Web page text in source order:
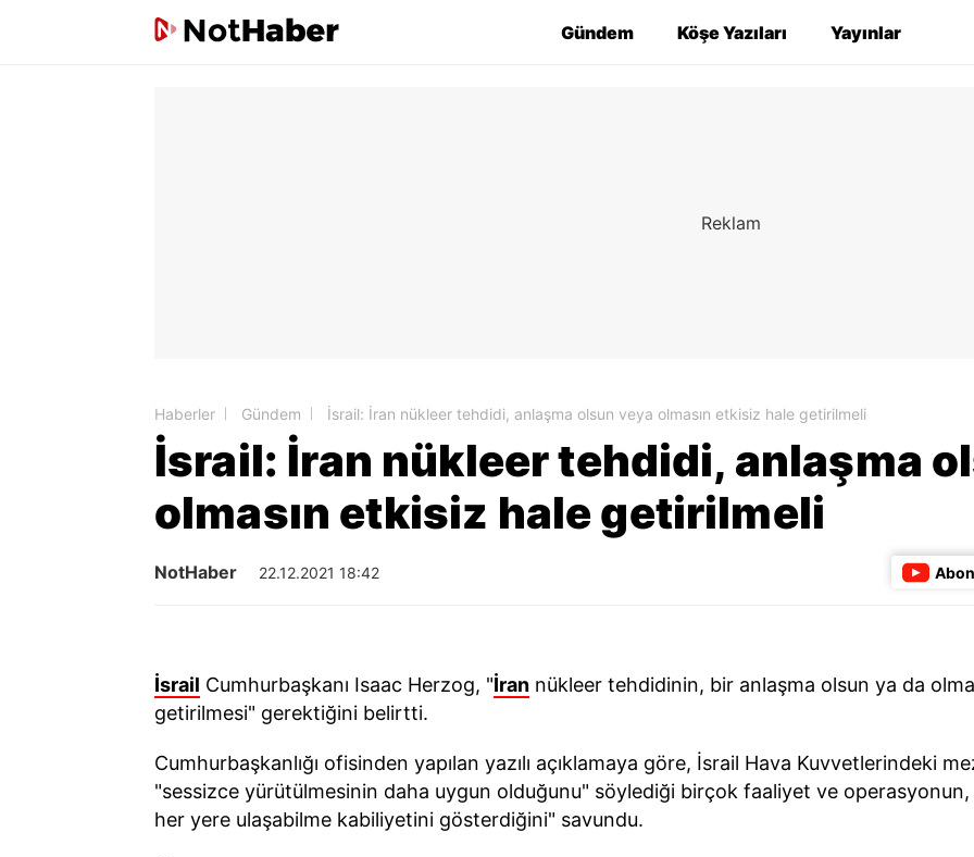
Gündem Köşe Yazıları Yayınlar
Haberler Gündem İsrail: İran nükleer tehdidi, anlaşma olsun veya olmasın etkisiz hale getirilmeli
İsrail: İran nükleer tehdidi, anlaşma
olmasın etkisiz hale getirilmeli
NotHaber 22.12.2021 18:42
İsrail Cumhurbaşkanı Isaac Herzog, "İran nükleer tehdidinin, bir anlaşma olsun ya da
getirilmesi" gerektiğini belirtti.
Cumhurbaşkanlığı ofisinden yapılan yazılı açıklamaya göre, İsrail Hava Kuvvetlerindeki
"sessizce yürütülmesinin daha uygun olduğunu" söylediği birçok faaliyet ve
her yere ulaşabilme kabiliyetini gösterdiğini" savundu.